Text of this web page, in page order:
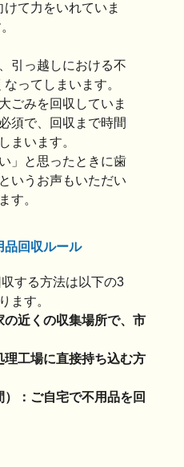
て力をいれていま
引っ越しにおける不
ってしまいます。
ごみを回収していま
須で、回収まで時間
まいます。
」と思ったときに歯
いうお声もいただい
す。
品回収ルール
する方法は以下の3
ます。
の近くの収集場所で、市
工場に直接持ち込む方
：ご自宅で不用品を回